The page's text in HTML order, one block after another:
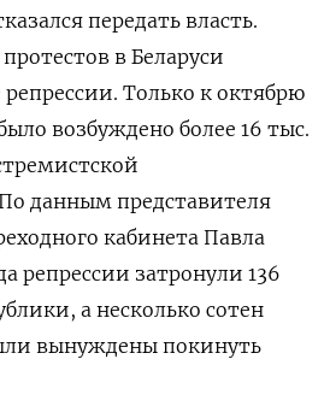
передать власть.
в Беларуси
Только к октябрю
возбуждено более 16 тыс.
данным представителя
кабинета Павла
репрессии затронули 136
а несколько сотен
вынуждены покинуть